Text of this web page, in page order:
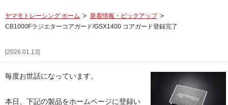
ヤマモトレーシング ホーム
新着情報・ピックアップ
CB1000Fラジエターコアガード/GSX1400 コアガード登録完了
[2026.01.13]
毎度お世話になっています。
本日、下記の製品をホームページに登録い